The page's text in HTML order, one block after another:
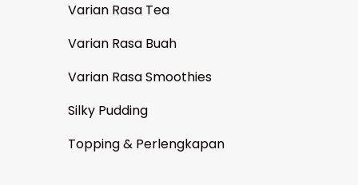
Varian Rasa Tea
Varian Rasa Buah
Varian Rasa Smoothies
Silky Pudding
Topping & Perlengkapan